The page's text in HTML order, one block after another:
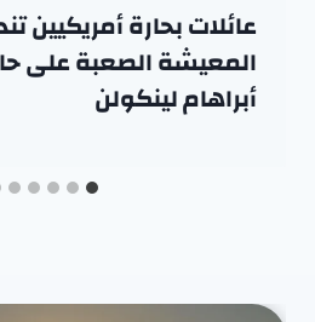
عائلات بحارة أمريكيين
المعيشة الصعبة على
أبراهام لينكولن